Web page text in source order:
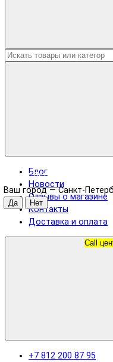
Санкт-Петербург
Ваш город —Санкт-
Блог
Новости
Отзывы о магазине
Контакты
Доставка и оплата
Call
+7 812 200 87 95